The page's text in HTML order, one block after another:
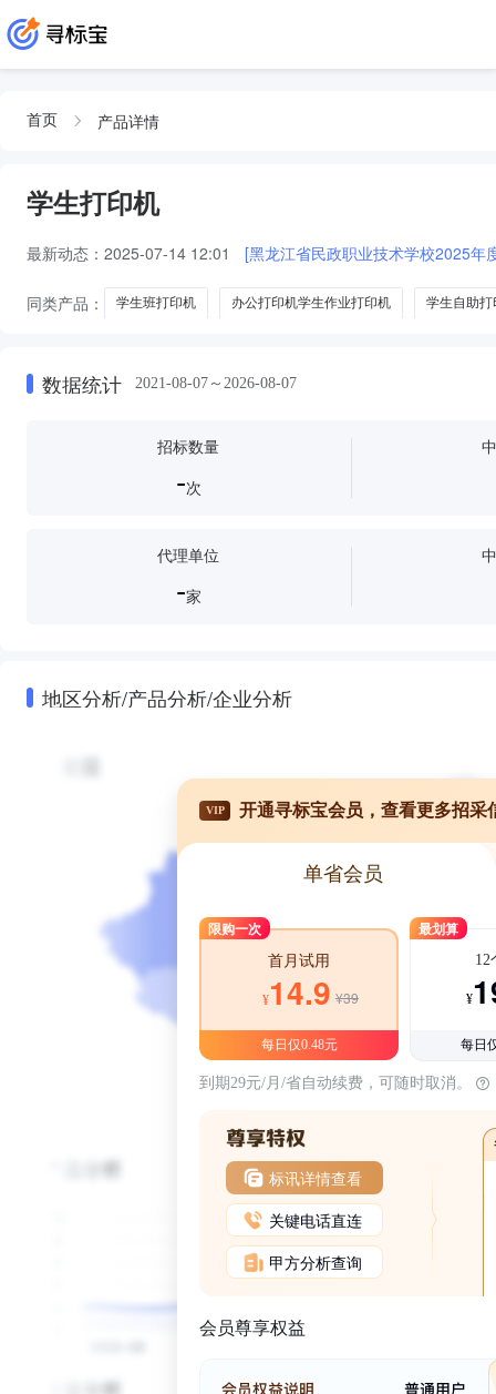
首页 产品详情
学生打印机
最新动态： 2025-07-14 12:01 [黑龙江省民政职业技术学校2025年
同类产品： 学生班打印机 办公打印机学生作业打印机 学生自助打
数据统计 2021-08-07～2026-08-07
招标数量
-次
代理单位
-家
地区分析/产品分析/企业分析
VIP 开通寻标宝会员，查看更多招采
单省会员
限购一次
首月试用
¥14.9 ¥39
每日仅0.48元
最划算
12
¥
每日
到期29元/月/省自动续费，可随时取消。
标讯详情查看
关键电话直连
甲方分析查询
会员尊享权益